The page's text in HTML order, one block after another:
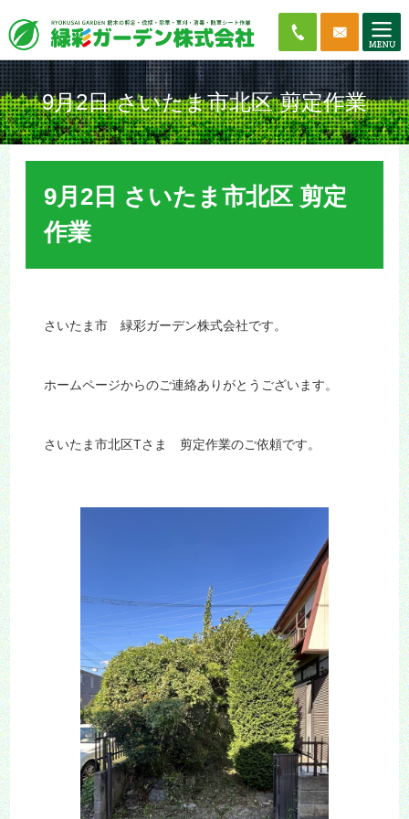
9月2日 さいたま市北区 剪定作業
9月2日 さいたま市北区 剪定
作業
さいたま市 緑彩ガーデン株式会社です。
ホームページからのご連絡ありがとうございます。
さいたま市北区Tさま 剪定作業のご依頼です。